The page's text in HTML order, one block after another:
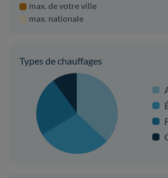
max. de votre ville
max. nationale
Types de chauffages